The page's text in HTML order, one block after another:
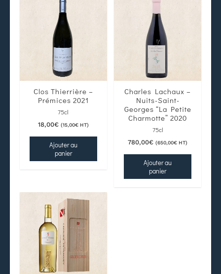
Clos Thierrière –
Prémices 2021
75cl
18,00€ (15,00€HT)
Ajouter au
panier
Charles Lachaux –
Nuits-Saint-
Georges “La Petite
Charmotte” 2020
75cl
780,00€ (650,00€ HT)
Ajouter au
panier